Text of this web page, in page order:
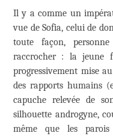
Il y a comme un
vue de Sofia, celui de
toute façon,
raccrocher : la jeune
progressivement mise
des rapports humains
capuche relevée de
silhouette androgyne,
même que les parois